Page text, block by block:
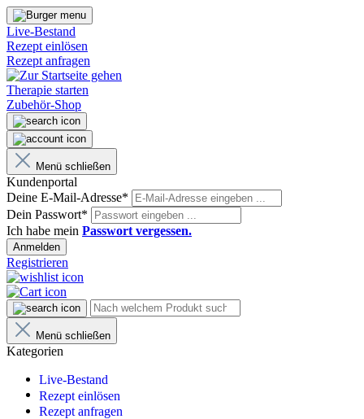
Live-Bestand
Rezept einlösen
Rezept anfragen
Therapie starten
Zubehör-Shop
Menü schließen
Kundenportal
Deine E-Mail-Adresse*
Dein Passwort*
Ich habe mein Passwort vergessen.
Anmelden
Registrieren
Menü schließen
Kategorien
Live-Bestand
Rezept einlösen
Rezept anfragen